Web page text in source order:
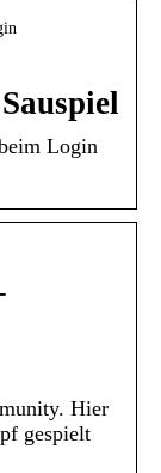
Login
Hier
gespielt